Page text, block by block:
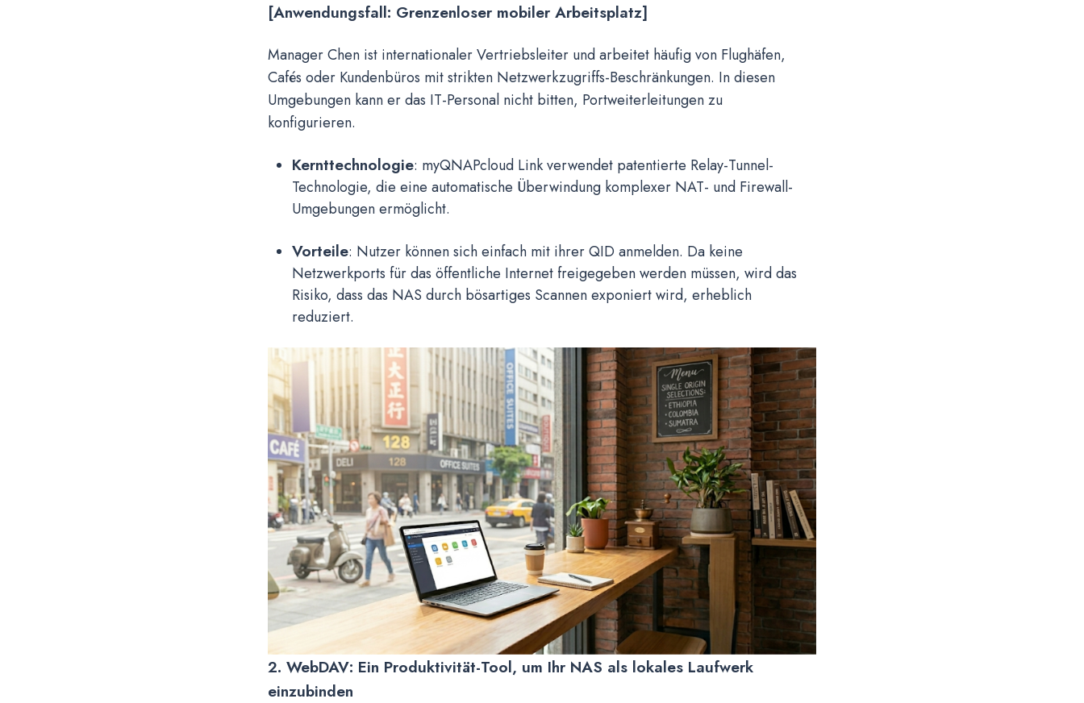
[Anwendungsfall: Grenzenloser mobiler Arbeitsplatz]
Manager Chen ist internationaler Vertriebsleiter und arbeitet häufig von Flughäfen,
Cafés oder Kundenbüros mit strikten Netzwerkzugriffs-Beschränkungen. In diesen
Umgebungen kann er das IT-Personal nicht bitten, Portweiterleitungen zu
konfigurieren.
Kernttechnologie: myQNAPcloud Link verwendet patentierte Relay-Tunnel-
Technologie, die eine automatische Überwindung komplexer NAT- und Firewall-
Umgebungen ermöglicht.
Vorteile: Nutzer können sich einfach mit ihrer QID anmelden. Da keine
Netzwerkports für das öffentliche Internet freigegeben werden müssen, wird das
Risiko, dass das NAS durch bösartiges Scannen exponiert wird, erheblich
reduziert.
2. WebDAV: Ein Produktivität-Tool, um Ihr NAS als lokales Laufwerk
einzubinden